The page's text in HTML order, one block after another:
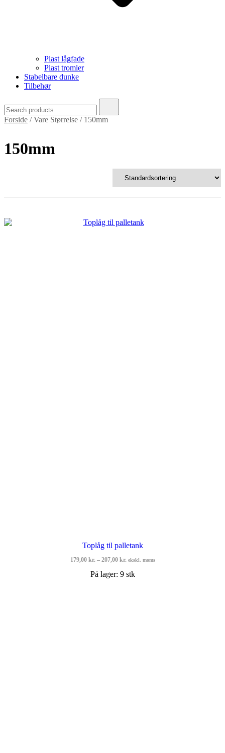
Plast lågfade
Plast tromler
Stabelbare dunke
Tilbehør
for:
Forside / Vare Størrelse / 150mm
150mm
Toplåg til palletank
179,00 kr. – 207,00 kr.Prisinterval:
til
ekskl. moms
På lager: 9 stk